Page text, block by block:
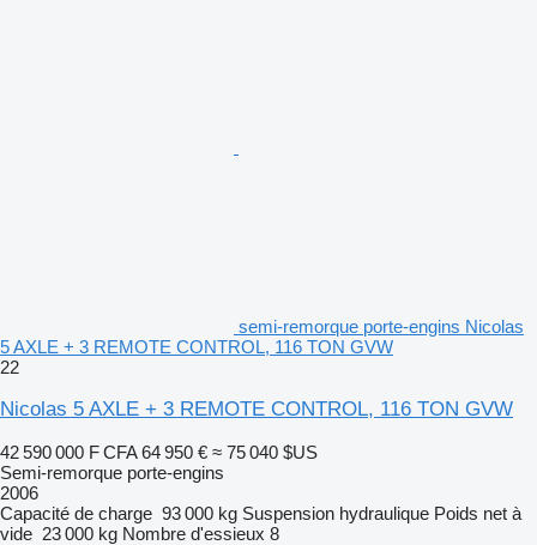
semi-remorque porte-engins Nicolas
5 AXLE + 3 REMOTE CONTROL, 116 TON GVW
22
Nicolas 5 AXLE + 3 REMOTE CONTROL, 116 TON GVW
42 590 000 F CFA 64 950 € ≈ 75 040 $US
Semi-remorque porte-engins
2006
Capacité de charge 93 000 kg Suspension hydraulique Poids net à
vide 23 000 kg Nombre d'essieux 8